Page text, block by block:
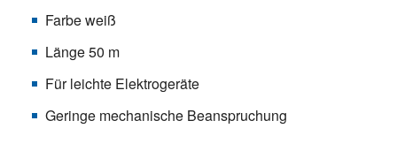
Farbe weiß
Länge 50 m
Für leichte Elektrogeräte
Geringe mechanische Beanspruchung